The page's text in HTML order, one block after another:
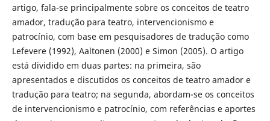
artigo, fala-se principalmente sobre os conceitos de teatro
amador, tradução para teatro, intervencionismo e
patrocínio, com base em pesquisadores de tradução como
Lefevere (1992), Aaltonen (2000) e Simon (2005). O artigo
está dividido em duas partes: na primeira, são
apresentados e discutidos os conceitos de teatro amador e
tradução para teatro; na segunda, abordam-se os conceitos
de intervencionismo e patrocínio, com referências e aportes